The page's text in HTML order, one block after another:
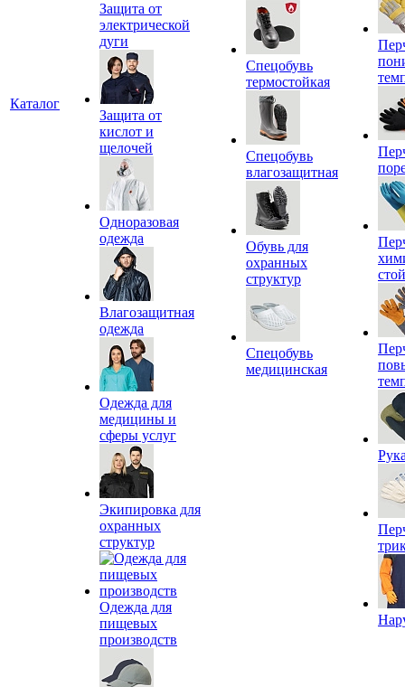
Каталог
Защита от
электрической
дуги
Защита от
кислот и
щелочей
Одноразовая
одежда
Влагозащитная
одежда
Одежда для
медицины и
сферы услуг
Экипировка для
охранных
структур
Одежда для
пищевых
производств
Спецобувь
термостойкая
Спецобувь
влагозащитная
Обувь для
охранных
структур
Спецобувь
медицинская